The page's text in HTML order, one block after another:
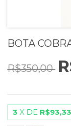
BOTA
R$350,00
3 X DE R$93,33